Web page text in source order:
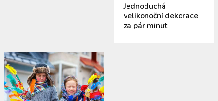
Jednoduchá
velikonoční dekorace
za pár minut